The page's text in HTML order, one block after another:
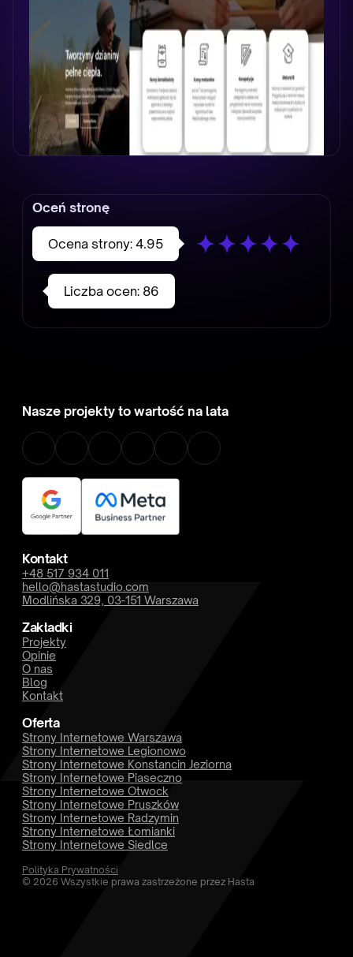
Oceń stronę
Ocena strony: 4.95
Liczba ocen: 86
Nasze projekty to wartość na lata
Kontakt
+48 517 934 011
hello@hastastudio.com
Modlińska 329, 03-151 Warszawa
Zakładki
Projekty
Opinie
O nas
Blog
Kontakt
Oferta
Strony Internetowe Warszawa
Strony Internetowe Legionowo
Strony Internetowe Konstancin Jeziorna
Strony Internetowe Piaseczno
Strony Internetowe Otwock
Strony Internetowe Pruszków
Strony Internetowe Radzymin
Strony Internetowe Łomianki
Strony Internetowe Siedlce
© 2026 Wszystkie prawa zastrzeżone przez Hasta
Polityka Prywatności